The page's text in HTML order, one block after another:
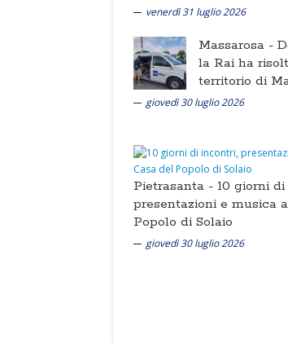
venerdì 31 luglio 2026
Massarosa -
la Rai ha
territorio di
giovedì 30 luglio 2026
Pietrasanta - 10 giorni
presentazioni e musica
Popolo di Solaio
giovedì 30 luglio 2026